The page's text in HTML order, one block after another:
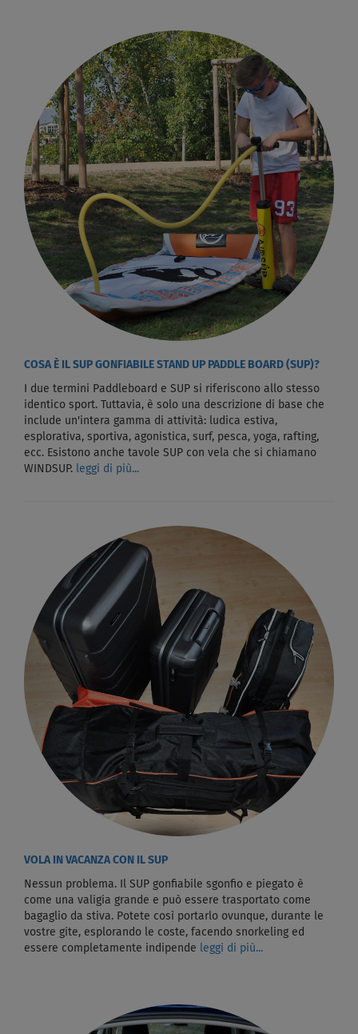
COSA È IL SUP GONFIABILE STAND UP PADDLE BOARD (SUP)?
I due termini Paddleboard e SUP si riferiscono allo stesso
identico sport. Tuttavia, è solo una descrizione di base che
include un'intera gamma di attività: ludica estiva,
esplorativa, sportiva, agonistica, surf, pesca, yoga, rafting,
ecc. Esistono anche tavole SUP con vela che si chiamano
WINDSUP.
leggi di più...
VOLA IN VACANZA CON IL SUP
Nessun problema. Il SUP gonfiabile sgonfio e piegato è
come una valigia grande e può essere trasportato come
bagaglio da stiva. Potete così portarlo ovunque, durante le
vostre gite, esplorando le coste, facendo snorkeling ed
essere completamente indipende
leggi di più...